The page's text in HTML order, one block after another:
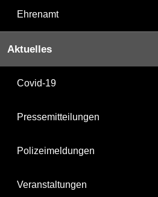
Ehrenamt
Aktuelles
Covid-19
Pressemitteilungen
Polizeimeldungen
Veranstaltungen